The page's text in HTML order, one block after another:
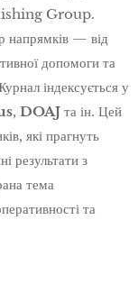
Group.
напрямків — від
допомоги та
індексується у
, DOAJ та ін. Цей
які прагнуть
результати з
тема
та